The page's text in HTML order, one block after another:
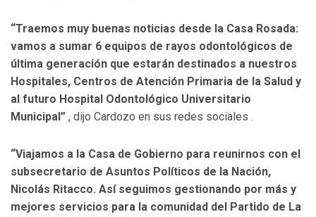
“Traemos muy buenas noticias desde la Casa Rosada:
vamos a sumar 6 equipos de rayos odontológicos de
última generación que estarán destinados a nuestros
Hospitales, Centros de Atención Primaria de la Salud y
al futuro Hospital Odontológico Universitario
Municipal” , dijo Cardozo en sus redes sociales .
“Viajamos a la Casa de Gobierno para reunirnos con el
subsecretario de Asuntos Políticos de la Nación,
Nicolás Ritacco. Así seguimos gestionando por más y
mejores servicios para la comunidad del Partido de La